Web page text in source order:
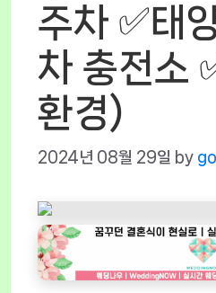
주차 ✅태
차 충전소
환경)
2024년 08월 29일 by